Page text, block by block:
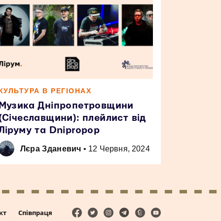
В РЕГІОНАХ
Дніпропетровщини
плейлист від
та Dnipropop
Лєра Зданевич • 12 Червня, 2024
Співпраця